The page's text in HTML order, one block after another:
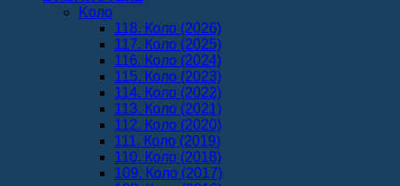
Koло
118. Коло (2026)
117. Коло (2025)
116. Коло (2024)
115. Коло (2023)
114. Коло (2022)
113. Коло (2021)
112. Коло (2020)
111. Коло (2019)
110. Коло (2018)
109. Коло (2017)